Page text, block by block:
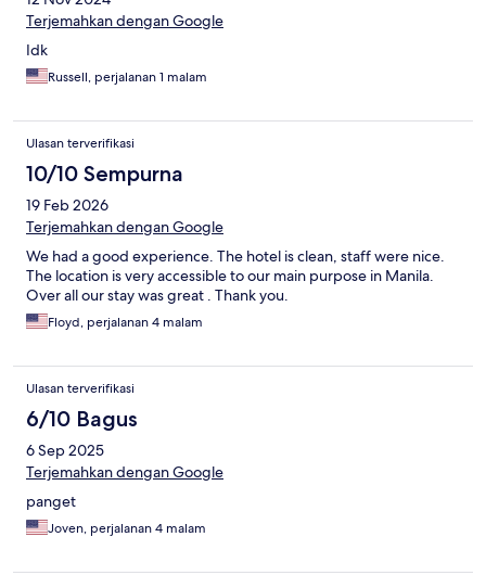
Terjemahkan dengan Google
Idk
Russell, perjalanan 1 malam
Ulasan terverifikasi
10/10 Sempurna
19 Feb 2026
Terjemahkan dengan Google
We had a good experience. The hotel is clean, staff were nice.
The location is very accessible to our main purpose in Manila.
Over all our stay was great . Thank you.
Floyd, perjalanan 4 malam
Ulasan terverifikasi
6/10 Bagus
6 Sep 2025
Terjemahkan dengan Google
panget
Joven, perjalanan 4 malam